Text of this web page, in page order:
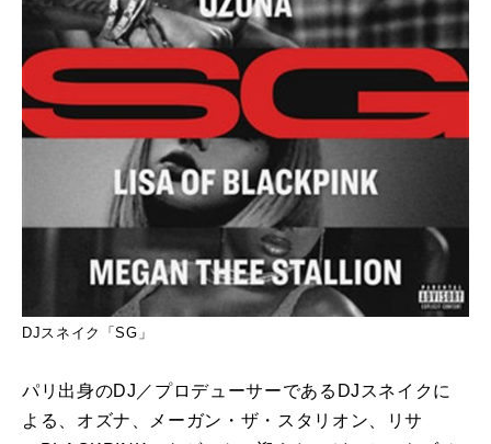
DJスネイク「SG」
パリ出身のDJ／プロデューサーであるDJスネイクに
よる、オズナ、メーガン・ザ・スタリオン、リサ